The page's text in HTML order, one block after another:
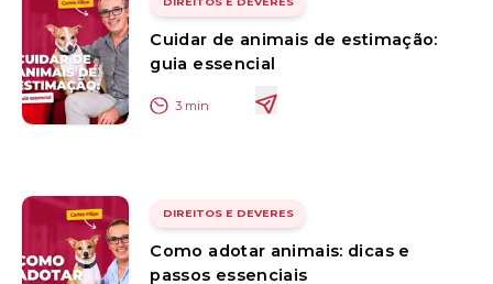
Cuidar de animais de estimação:
guia essencial
3 min
DIREITOS E DEVERES
Como adotar animais: dicas e
passos essenciais